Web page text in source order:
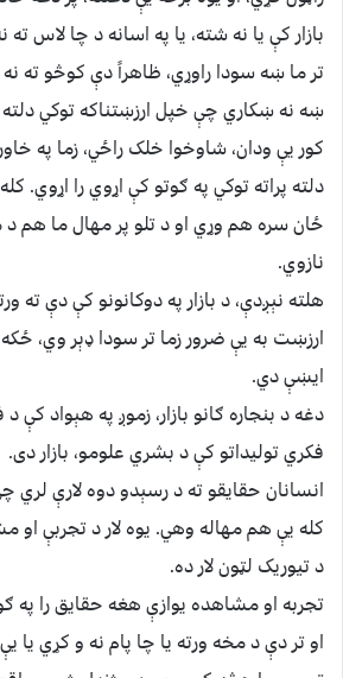
بازار کې یا نه شته، یا په اسانه د چا لاس
تر ما ښه سودا راوړي، ظاهراً دې کوڅو ته نه
ښه نه ښکاري چې خپل ارزښتناکه توکي
کور یې ودان، شاوخوا خلک راځي، زما په
دلته پراته توکي په ګوتو کې اړوي را اړوي.
ځان سره هم وړي او د تلو پر مهال ما هم د
نازوي.
هلته نېږدې، د بازار په دوکانونو کې دې ته
ارزښت به یې ضرور زما تر سودا ډېر وي،
ایښې دي.
دغه د بنجاره ګانو بازار، زموږ په هېواد کې د
فکري تولیداتو کې د بشري علومو، بازار دی.
انسانان حقایقو ته د رسېدو دوه لارې لري
کله یې هم مهاله وهي. یوه لار د تجربې او
د تیوریک لټون لار ده.
تجربه او مشاهده یوازې هغه حقایق را په
او تر دې د مخه ورته یا چا پام نه و کړي یا